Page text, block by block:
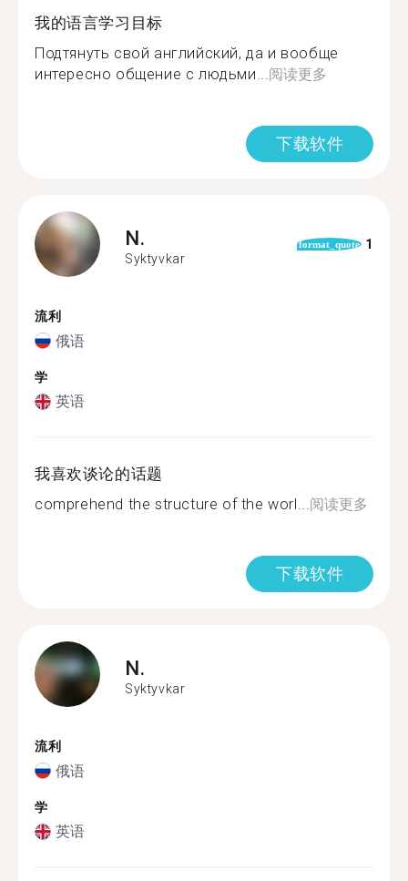
我的语言学习目标
Подтянуть свой английский, да и вообще
интересно общение с людьми...阅读更多
下载软件
N.
Syktyvkar
format_quote 1
流利
俄语
学
英语
我喜欢谈论的话题
comprehend the structure of the worl...阅读更多
下载软件
N.
Syktyvkar
流利
俄语
学
英语